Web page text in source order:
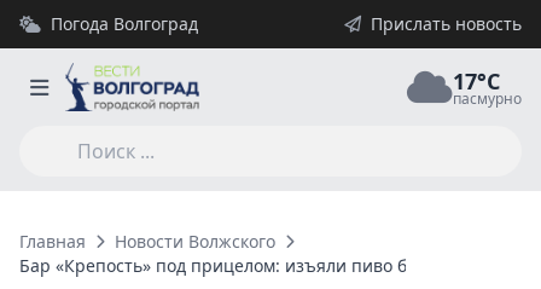
Погода Волгоград Прислать новость
17°C
пасмурно
Главная
Новости Волжского
Бар «Крепость» под прицелом: изъяли пиво без маркировки